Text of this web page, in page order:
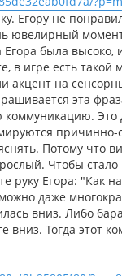
Егору не
ювелирный
была
в игре есть
акцент на
эта
Это
Потому что
Чтобы
руку Егора: "Как
даже
вниз. Либо
Тогда этот